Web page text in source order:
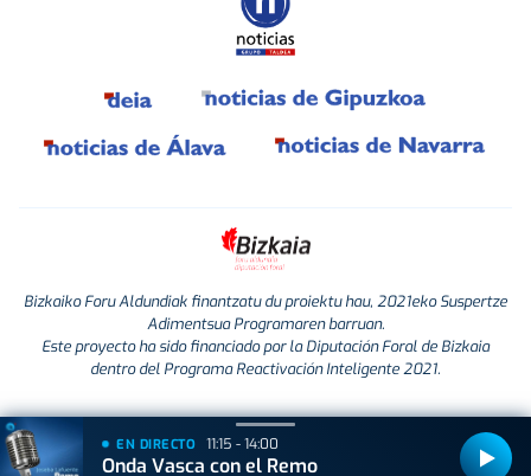
Bizkaiko Foru Aldundiak finantzatu du proiektu hau, 2021eko Suspertze
Adimentsua Programaren barruan.
Este proyecto ha sido financiado por la Diputación Foral de Bizkaia
dentro del Programa Reactivación Inteligente 2021.
EN DIRECTO 11:15 - 14:00
Onda Vasca con el Remo